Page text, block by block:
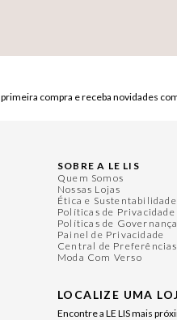
compra e receba novidades
SOBRE A LE LIS
Quem Somos
Nossas Lojas
Ética e Sustentabilidade
Políticas de Privacidade
Políticas de Governança
Painel de Privacidade
Central de Preferências
Moda Com Verso
LOCALIZE UMA
Encontre a LE LIS mais